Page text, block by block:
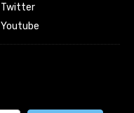
Twitter
Youtube